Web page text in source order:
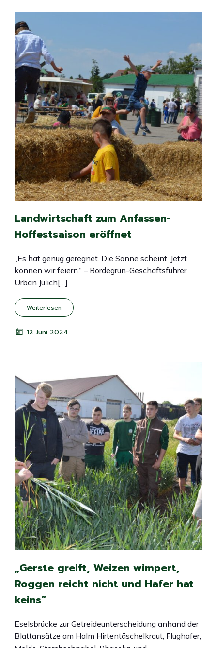
Landwirtschaft zum Anfassen-
Hoffestsaison eröffnet
„Es hat genug geregnet. Die Sonne scheint. Jetzt
können wir feiern.“ – Bördegrün-Geschäftsführer
Urban Jülich[…]
Weiterlesen
12 Juni 2024
„Gerste greift, Weizen wimpert,
Roggen reicht nicht und Hafer hat
keins“
Eselsbrücke zur Getreideunterscheidung anhand der
Blattansätze am Halm Hirtentäschelkraut, Flughafer,